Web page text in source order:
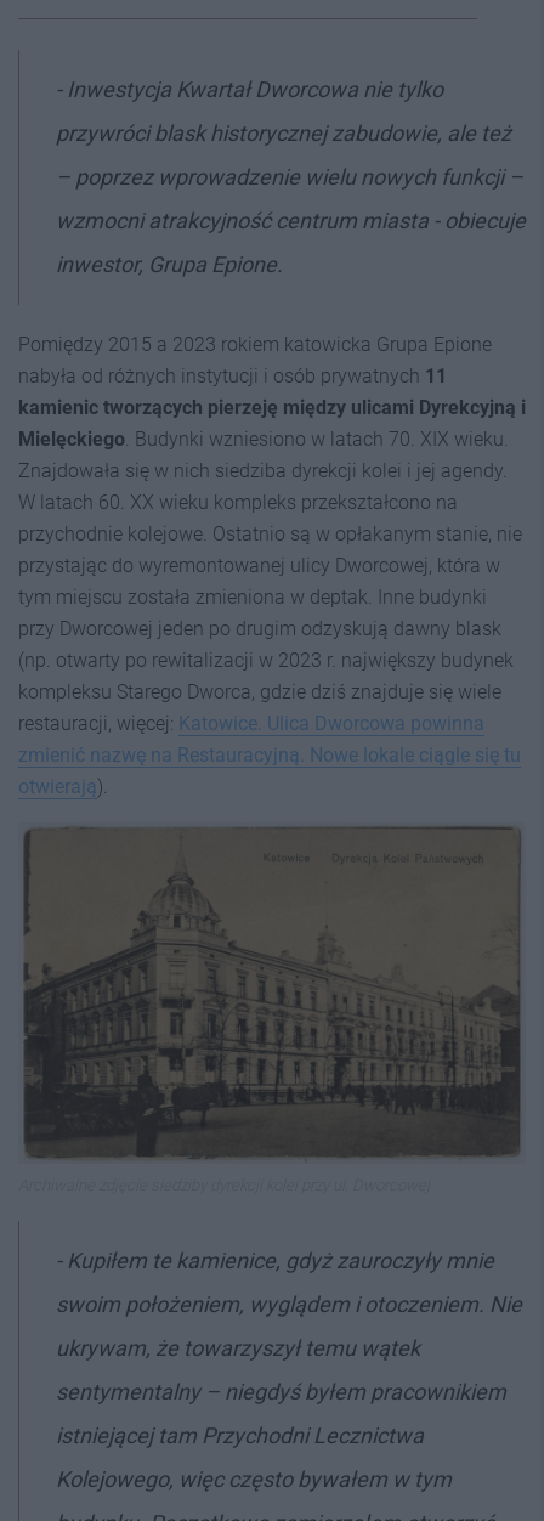
- Inwestycja Kwartał Dworcowa nie tylko
przywróci blask historycznej zabudowie, ale też
– poprzez wprowadzenie wielu nowych funkcji –
wzmocni atrakcyjność centrum miasta - obiecuje
inwestor, Grupa Epione.
Pomiędzy 2015 a 2023 rokiem katowicka Grupa Epione
nabyła od różnych instytucji i osób prywatnych 11
kamienic tworzących pierzeję między ulicami Dyrekcyjną i
Mielęckiego. Budynki wzniesiono w latach 70. XIX wieku.
Znajdowała się w nich siedziba dyrekcji kolei i jej agendy.
W latach 60. XX wieku kompleks przekształcono na
przychodnie kolejowe. Ostatnio są w opłakanym stanie, nie
przystając do wyremontowanej ulicy Dworcowej, która w
tym miejscu została zmieniona w deptak. Inne budynki
przy Dworcowej jeden po drugim odzyskują dawny blask
(np. otwarty po rewitalizacji w 2023 r. największy budynek
kompleksu Starego Dworca, gdzie dziś znajduje się wiele
restauracji, więcej: Katowice. Ulica Dworcowa powinna
zmienić nazwę na Restauracyjną. Nowe lokale ciągle się tu
otwierają).
- Kupiłem te kamienice, gdyż zauroczyły mnie
swoim położeniem, wyglądem i otoczeniem. Nie
ukrywam, że towarzyszył temu wątek
sentymentalny – niegdyś byłem pracownikiem
istniejącej tam Przychodni Lecznictwa
Kolejowego, więc często bywałem w tym